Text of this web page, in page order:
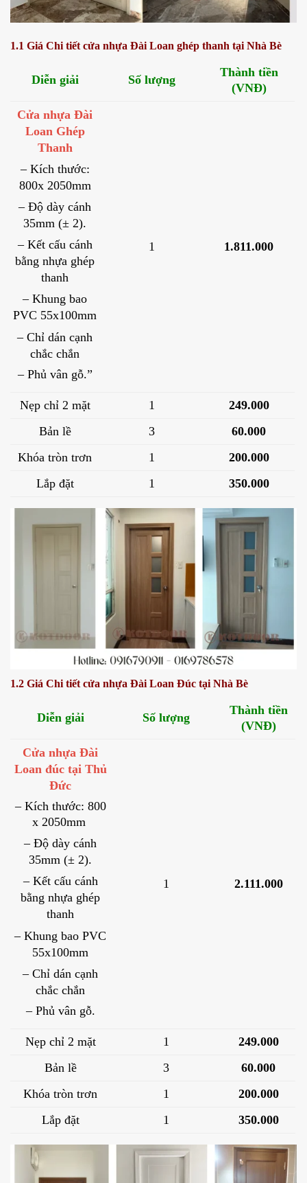
1.1 Giá Chi tiết cửa nhựa Đài Loan ghép thanh tại Nhà Bè
Diễn giải Số lượng
Thành tiền
(VNĐ)
Cửa nhựa Đài
Loan Ghép
Thanh
– Kích thước:
800x 2050mm
– Độ dày cánh
35mm (± 2).
– Kết cấu cánh
bằng nhựa ghép
thanh
– Khung bao
PVC 55x100mm
– Chỉ dán cạnh
chắc chắn
– Phủ vân gỗ.”
1 1.811.000
Nẹp chỉ 2 mặt 1
249.000
Bản lề
3
60.000
Khóa tròn trơn
1
200.000
Lắp đặt
1 350.000
1.2 Giá Chi tiết cửa nhựa Đài Loan Đúc tại Nhà Bè
Diễn giải Số lượng
Thành tiền
(VNĐ)
Cửa nhựa Đài
Loan đúc tại Thủ
Đức
– Kích thước: 800
x 2050mm
– Độ dày cánh
35mm (± 2).
– Kết cấu cánh
bằng nhựa ghép
thanh
– Khung bao PVC
55x100mm
– Chỉ dán cạnh
chắc chắn
– Phủ vân gỗ.
1 2.111.000
Nẹp chỉ 2 mặt 1
249.000
Bản lề
3
60.000
Khóa tròn trơn
1
200.000
Lắp đặt
1 350.000